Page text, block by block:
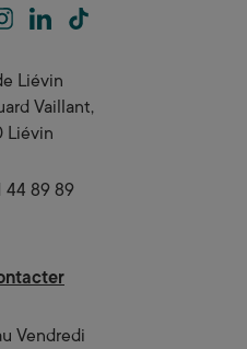
instagram
linkedin
Liévin
Vaillant,
Liévin
44 89 89
Vendredi